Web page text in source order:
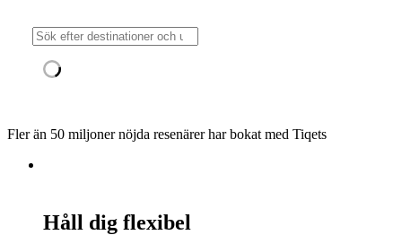
Fler än 50 miljoner nöjda resenärer har bokat med Tiqets
Håll dig flexibel